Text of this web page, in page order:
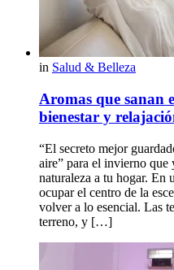
in Salud & Belleza
Aromas que sanan
bienestar y
“El secreto mejor
aire” para el invierno
naturaleza a tu hogar. En
ocupar el centro de la
volver a lo esencial. Las
terreno, y […]